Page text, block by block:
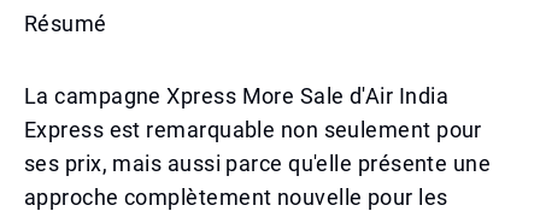
Résumé
La campagne Xpress More Sale d'Air India
Express est remarquable non seulement pour
ses prix, mais aussi parce qu'elle présente une
approche complètement nouvelle pour les